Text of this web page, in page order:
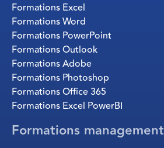
Formations Excel
Formations Word
Formations PowerPoint
Formations Outlook
Formations Adobe
Formations Photoshop
Formations Office 365
Formations Excel PowerBI
Formations management